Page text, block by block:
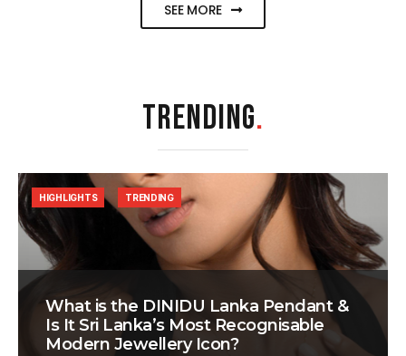
SEE MORE
TRENDING.
What is the DINIDU Lanka Pendant &
Is It Sri Lanka’s Most Recognisable
Modern Jewellery Icon?
HIGHLIGHTS TRENDING